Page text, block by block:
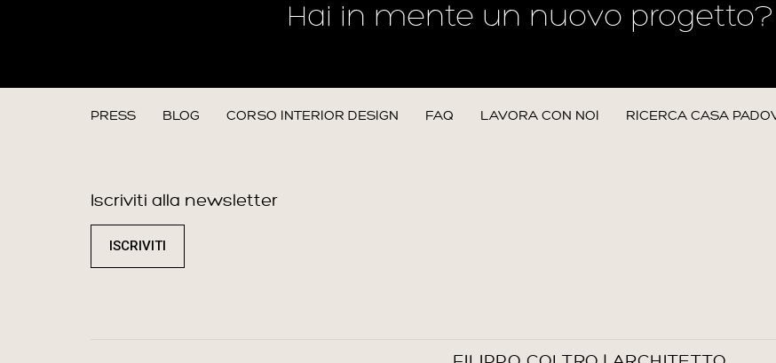
Hai in mente un nuovo progetto?
PRESS BLOG CORSO INTERIOR DESIGN FAQ LAVORA CON NOI RICERCA CASA
Iscriviti alla newsletter
ISCRIVITI